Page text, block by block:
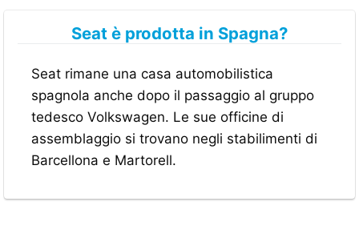
Seat è prodotta in Spagna?
Seat rimane una casa automobilistica
spagnola anche dopo il passaggio al gruppo
tedesco Volkswagen. Le sue officine di
assemblaggio si trovano negli stabilimenti di
Barcellona e Martorell.